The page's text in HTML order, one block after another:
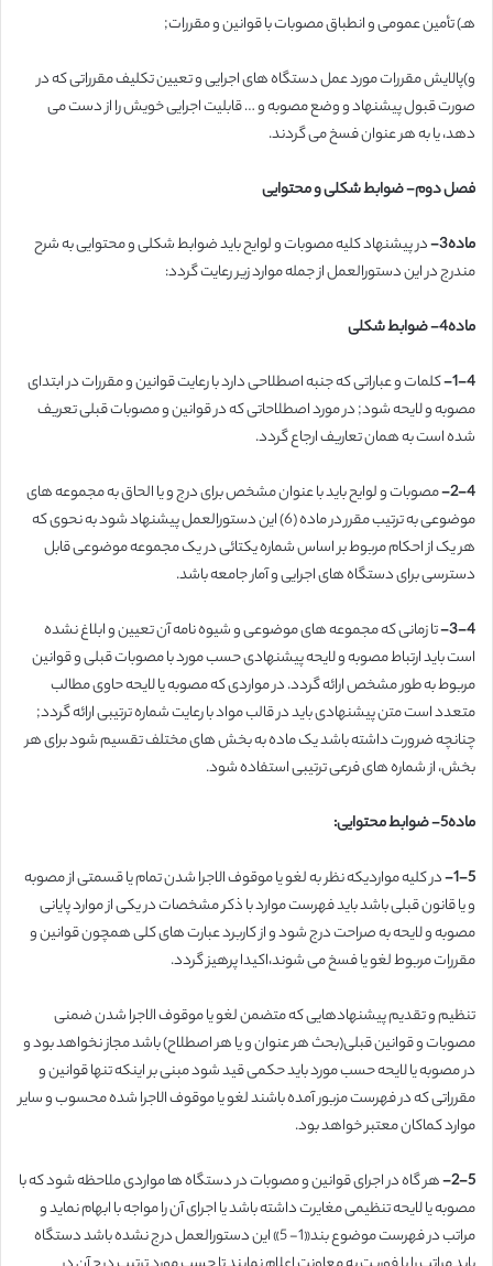
هـ) تأمین عمومی و انطباق مصوبات با قوانین و مقررات;
و)پالایش مقررات مورد عمل دستگاه های اجرایی و تعیین تکلیف مقرراتی که در
صورت قبول پیشنهاد و وضع مصوبه و … قابلیت اجرایی خویش را از دست می
دهد، یا به هر عنوان فسخ می گردند.
فصل دوم- ضوابط شکلی و محتوایی
ماده3-
در پیشنهاد کلیه مصوبات و لوایح باید ضوابط شکلی و محتوایی به شرح
مندرج در این دستورالعمل از جمله موارد زیر رعایت گردد:
ماده4- ضوابط شکلی
1-4- کلمات و عباراتی که جنبه اصطلاحی دارد با رعایت قوانین و مقررات در ابتدای
مصوبه و لایحه شود; در مورد اصطلاحاتی که در قوانین و مصوبات قبلی تعریف
شده است به همان تعاریف ارجاع گردد.
2-4- مصوبات و لوایح باید با عنوان مشخص برای درج و یا الحاق به مجموعه های
موضوعی به ترتیب مقرر در ماده (6) این دستورالعمل پیشنهاد شود به نحوی که
هر یک از احکام مربوط بر اساس شماره یکتائی در یک مجموعه موضوعی قابل
دسترسی برای دستگاه های اجرایی و آمار جامعه باشد.
3-4- تا زمانی که مجموعه های موضوعی و شیوه نامه آن تعیین و ابلاغ نشده
است باید ارتباط مصوبه و لایحه پیشنهادی حسب مورد با مصوبات قبلی و قوانین
مربوط به طور مشخص ارائه گردد. در مواردی که مصوبه یا لایحه حاوی مطالب
متعدد است متن پیشنهادی باید در قالب مواد با رعایت شماره ترتیبی ارائه گردد;
چنانچه ضرورت داشته باشد یک ماده به بخش های مختلف تقسیم شود برای هر
بخش، از شماره های فرعی ترتیبی استفاده شود.
ماده5- ضوابط محتوایی:
1-5- در کلیه مواردیکه نظر به لغو یا موقوف الاجرا شدن تمام یا قسمتی از مصوبه
و یا قانون قبلی باشد باید فهرست موارد با ذکر مشخصات در یکی از موارد پایانی
مصوبه و لایحه به صراحت درج شود و از کاربرد عبارت های کلی همچون قوانین و
مقررات مربوط لغو یا فسخ می شوند،اکیدا پرهیز گردد.
تنظیم و تقدیم پیشنهادهایی که متضمن لغو یا موقوف الاجرا شدن ضمنی
مصوبات و قوانین قبلی(بحث هر عنوان و یا هر اصطلاح) باشد مجاز نخواهد بود و
در مصوبه یا لایحه حسب مورد باید حکمی قید شود مبنی بر اینکه تنها قوانین و
مقرراتی که در فهرست مزبور آمده باشند لغو یا موقوف الاجرا شده محسوب و سایر
موارد کماکان معتبر خواهد بود.
2-5- هر گاه در اجرای قوانین و مصوبات در دستگاه ها مواردی ملاحظه شود که با
مصوبه یا لایحه تنظیمی مغایرت داشته باشد یا اجرای آن را مواجه با ابهام نماید و
مراتب در فهرست موضوع بند«1- 5» این دستورالعمل درج نشده باشد دستگاه